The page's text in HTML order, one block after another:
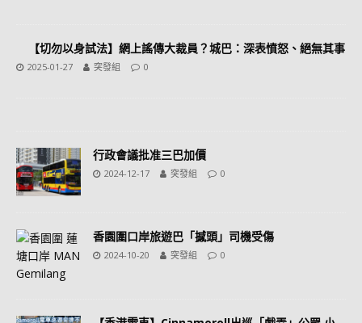
【切勿以身試法】網上謠傳大裁員？城巴：深表憤怒、絕無其事
2025-01-27 突發組 0
行政會議批准三巴加價
2024-12-17 突發組 0
香園圍口岸旅遊巴「撼頭」司機受傷
2024-10-20 突發組 0